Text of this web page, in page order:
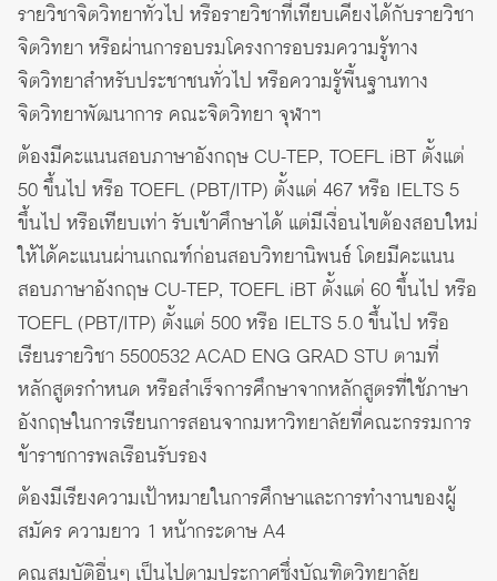
รายวิชาจิตวิทยาทั่วไป หรือรายวิชาที่เทียบเคียงได้กับรายวิชา
จิตวิทยา หรือผ่านการอบรมโครงการอบรมความรู้ทาง
จิตวิทยาสำหรับประชาชนทั่วไป หรือความรู้พื้นฐานทาง
จิตวิทยาพัฒนาการ คณะจิตวิทยา จุฬาฯ
ต้องมีคะแนนสอบภาษาอังกฤษ CU-TEP, TOEFL iBT ตั้งแต่
50 ขึ้นไป หรือ TOEFL (PBT/ITP) ตั้งแต่ 467 หรือ IELTS 5
ขึ้นไป หรือเทียบเท่า รับเข้าศึกษาได้ แต่มีเงื่อนไขต้องสอบใหม่
ให้ได้คะแนนผ่านเกณฑ์ก่อนสอบวิทยานิพนธ์ โดยมีคะแนน
สอบภาษาอังกฤษ CU-TEP, TOEFL iBT ตั้งแต่ 60 ขึ้นไป หรือ
TOEFL (PBT/ITP) ตั้งแต่ 500 หรือ IELTS 5.0 ขึ้นไป หรือ
เรียนรายวิชา 5500532 ACAD ENG GRAD STU ตามที่
หลักสูตรกำหนด หรือสำเร็จการศึกษาจากหลักสูตรที่ใช้ภาษา
อังกฤษในการเรียนการสอนจากมหาวิทยาลัยที่คณะกรรมการ
ข้าราชการพลเรือนรับรอง
ต้องมีเรียงความเป้าหมายในการศึกษาและการทำงานของผู้
สมัคร ความยาว 1 หน้ากระดาษ A4
คุณสมบัติอื่นๆ เป็นไปตามประกาศซึ่งบัณฑิตวิทยาลัย